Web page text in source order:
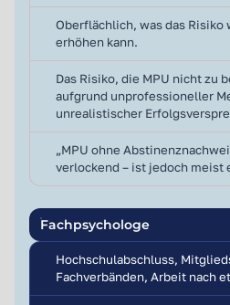
Oberflächlich, was das Risiko
erhöhen kann.
Das Risiko, die MPU nicht zu
aufgrund unprofessioneller
unrealistischer
„MPU ohne
verlockend – ist jedoch meist
Fachpsychologe
Hochschulabschluss,
Fachverbänden, Arbeit nach